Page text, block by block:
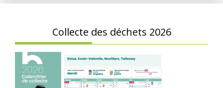
Collecte des déchets 2026